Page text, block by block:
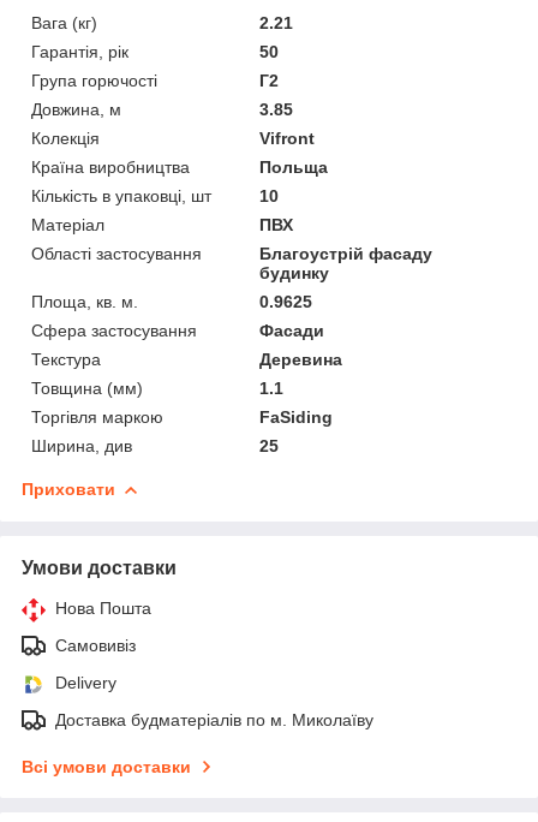
Вага (кг)
2.21
Гарантія, рік
50
Група горючості
Г2
Довжина, м
3.85
Колекція
Vifront
Країна виробництва
Польща
Кількість в упаковці, шт
10
Матеріал
ПВХ
Області застосування
Благоустрій фасаду
будинку
Площа, кв. м.
0.9625
Сфера застосування
Фасади
Текстура
Деревина
Товщина (мм)
1.1
Торгівля маркою
FaSiding
Ширина, див
25
Приховати
Умови доставки
Нова Пошта
Самовивіз
Delivery
Доставка будматеріалів по м. Миколаїву
Всі умови доставки